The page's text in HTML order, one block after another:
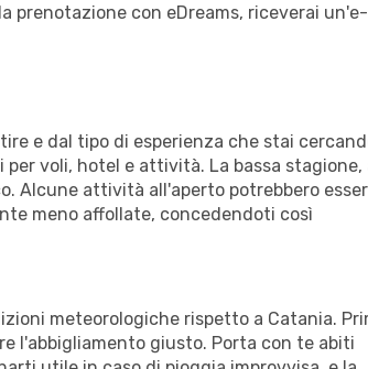
prenotazione con eDreams, riceverai
e dal tipo di esperienza che stai
voli, hotel e attività. La bassa stagione,
Alcune attività all'aperto potrebbero
meno affollate, concedendoti così
meteorologiche rispetto a Catania.
l'abbigliamento giusto. Porta con te abiti